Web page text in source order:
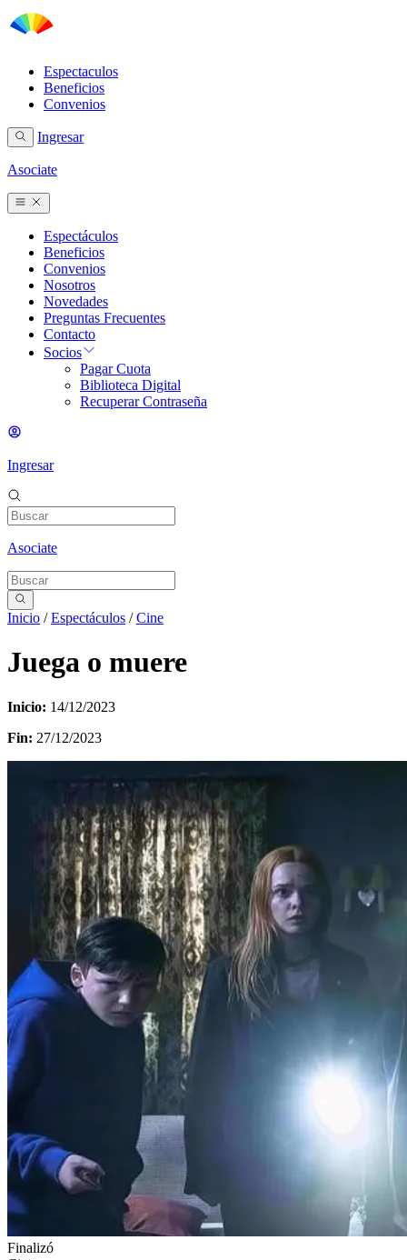
Espectaculos
Beneficios
Convenios
Ingresar
Asociate
Espectáculos
Beneficios
Convenios
Nosotros
Novedades
Preguntas Frecuentes
Contacto
Socios
Pagar Cuota
Biblioteca Digital
Recuperar Contraseña
Ingresar
Asociate
Inicio /Espectáculos /Cine
Juega o muere
Inicio: 14/12/2023
Fin: 27/12/2023
Finalizó